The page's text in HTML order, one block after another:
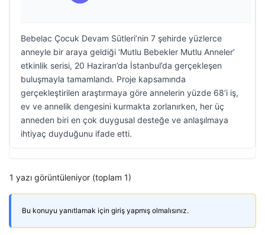
Bebelac Çocuk Devam Sütleri’nin 7 şehirde yüzlerce
anneyle bir araya geldiği ‘Mutlu Bebekler Mutlu Anneler’
etkinlik serisi, 20 Haziran’da İstanbul’da gerçekleşen
buluşmayla tamamlandı. Proje kapsamında
gerçekleştirilen araştırmaya göre annelerin yüzde 68’i iş,
ev ve annelik dengesini kurmakta zorlanırken, her üç
anneden biri en çok duygusal desteğe ve anlaşılmaya
ihtiyaç duyduğunu ifade etti.
1 yazı görüntüleniyor (toplam 1)
Bu konuyu yanıtlamak için giriş yapmış olmalısınız.